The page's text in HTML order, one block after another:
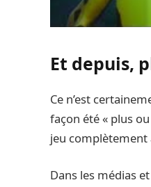
Et depuis,
Ce n’est
façon été « plus
jeu complètement
Dans les médias